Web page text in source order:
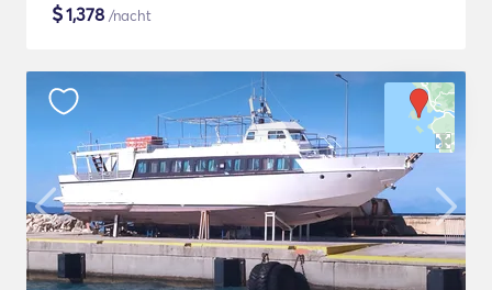
$1,378 /nacht